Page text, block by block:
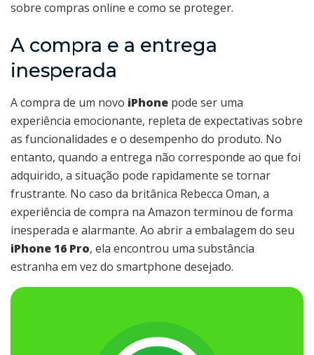
sobre compras online e como se proteger.
A compra e a entrega
inesperada
A compra de um novo iPhone pode ser uma
experiência emocionante, repleta de expectativas sobre
as funcionalidades e o desempenho do produto. No
entanto, quando a entrega não corresponde ao que foi
adquirido, a situação pode rapidamente se tornar
frustrante. No caso da britânica Rebecca Oman, a
experiência de compra na Amazon terminou de forma
inesperada e alarmante. Ao abrir a embalagem do seu
iPhone 16 Pro, ela encontrou uma substância
estranha em vez do smartphone desejado.